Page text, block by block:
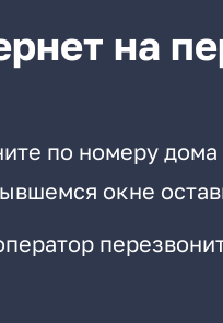
на
по номеру дома
окне